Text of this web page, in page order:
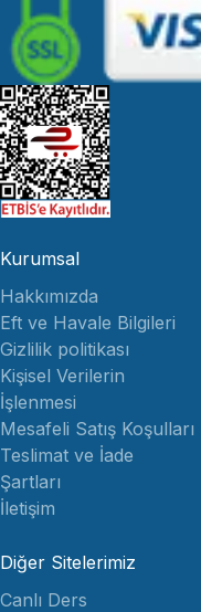
Kurumsal
Hakkımızda
Eft ve Havale Bilgileri
Gizlilik politikası
Kişisel Verilerin
İşlenmesi
Mesafeli Satış Koşulları
Teslimat ve İade
Şartları
İletişim
Diğer Sitelerimiz
Canlı Ders